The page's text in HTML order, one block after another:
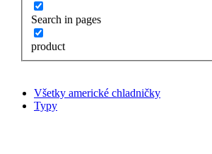
Search in pages
product
Všetky americké chladničky
Typy